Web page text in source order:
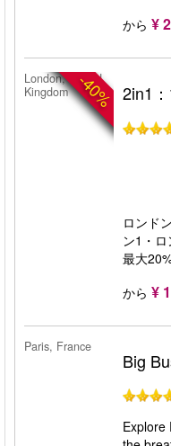
から ¥
-40%
London, United
Kingdom
2in1
ロンド
ン1・
最大
から ¥
Paris, France
Big
Explore